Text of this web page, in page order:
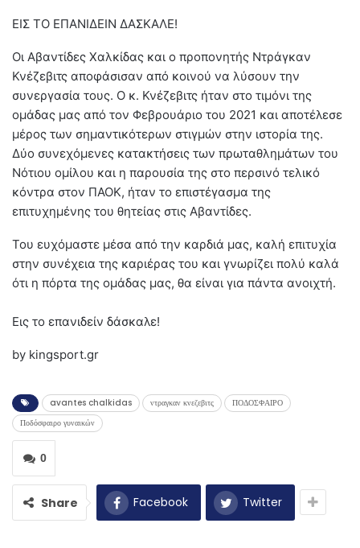
ΕΙΣ ΤΟ ΕΠΑΝΙΔΕΙΝ ΔΑΣΚΑΛΕ!
Οι Αβαντίδες Χαλκίδας και ο προπονητής Ντράγκαν
Κνέζεβιτς αποφάσισαν από κοινού να λύσουν την
συνεργασία τους. Ο κ. Κνέζεβιτς ήταν στο τιμόνι της
ομάδας μας από τον Φεβρουάριο του 2021 και αποτέλεσε
μέρος των σημαντικότερων στιγμών στην ιστορία της.
Δύο συνεχόμενες κατακτήσεις των πρωταθλημάτων του
Νότιου ομίλου και η παρουσία της στο περσινό τελικό
κόντρα στον ΠΑΟΚ, ήταν το επιστέγασμα της
επιτυχημένης του θητείας στις Αβαντίδες.
Του ευχόμαστε μέσα από την καρδιά μας, καλή επιτυχία
στην συνέχεια της καριέρας του και γνωρίζει πολύ καλά
ότι η πόρτα της ομάδας μας, θα είναι για πάντα ανοιχτή.
Εις το επανιδείν δάσκαλε!
by kingsport.gr
avantes chalkidas ντραγκαν κνεζεβιτς
ΠΟΔΟΣΦΑΙΡΟ
Ποδόσφαιρο γυναικών
0
Share Facebook Twitter